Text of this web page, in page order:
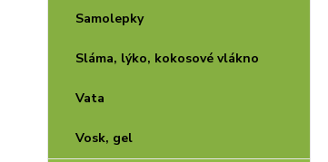
Samolepky
Sláma, lýko, kokosové vlákno
Vata
Vosk, gel